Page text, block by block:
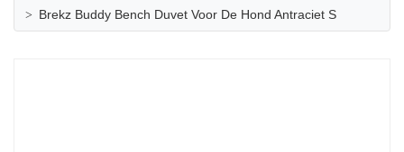
Brekz Buddy Bench Duvet Voor De Hond Antraciet S